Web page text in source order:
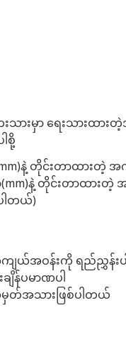
ာ ရေးသားထားတဲ့အ
စို့
နဲ့ တိုင်းတာထားတဲ့
နဲ့ တိုင်းတာထားတဲ့
ါတယ်)
ကျယ်အဝန်းကို ရည်ညွှန်း
န်ပမာဏပါ
တ်အသားဖြစ်ပါတယ်